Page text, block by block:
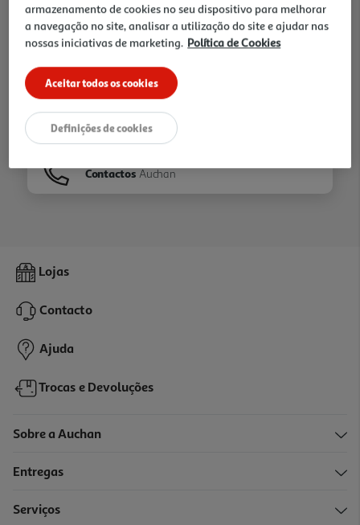
Ir para Homepage
Folhetos
Contactos Auchan
Lojas
Contacto
Ajuda
Trocas e Devoluções
Sobre a Auchan
Entregas
Serviços
armazenamento de cookies no seu dispositivo para melhorar
a navegação no site, analisar a utilização do site e ajudar nas
nossas iniciativas de marketing. Política de Cookies
Aceitar todos os cookies
Definições de cookies